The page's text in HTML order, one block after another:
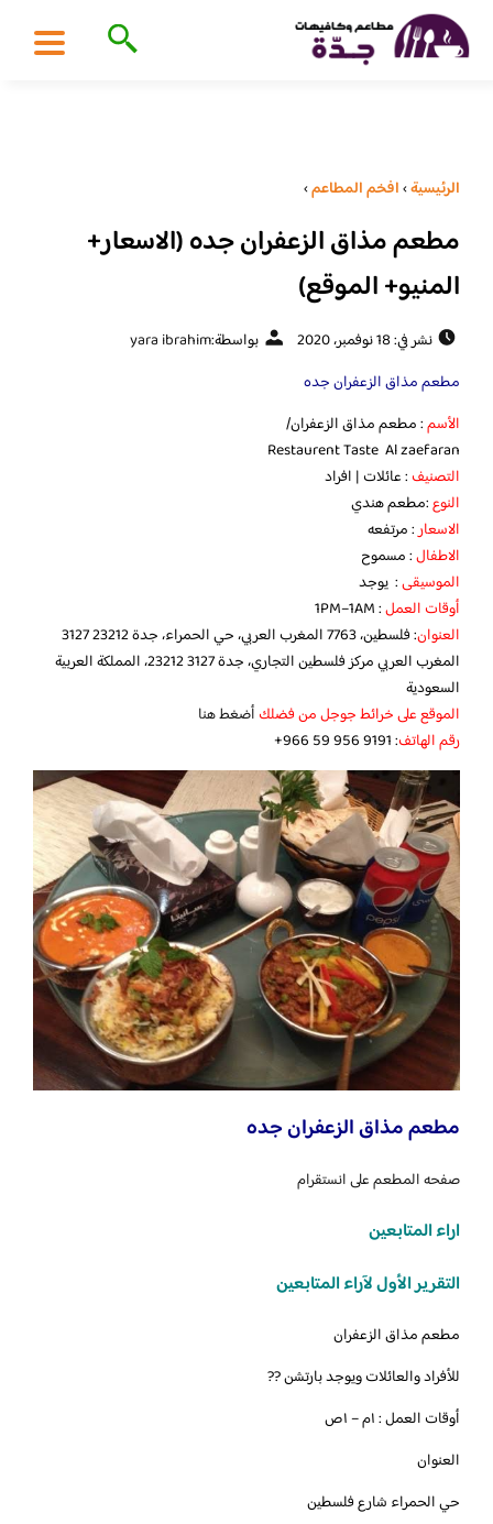
الرئيسية›افخم المطاعم›
مطعم مذاق الزعفران جده (الاسعار+
المنيو+ الموقع)
نشر في: 18 نوفمبر، 2020 بواسطة:yara ibrahim
مطعم مذاق الزعفران جده
الأسم: مطعم مذاق الزعفران/
Restaurent Taste Al zaefaran
التصنيف: عائلات | افراد
النوع:مطعم هندي
الاسعار: مرتفعه
الاطفال: مسموح
الموسيقى: يوجد
أوقات العمل: 1PM–1AM
العنوان
: فلسطين، 7763 المغرب العربي، حي الحمراء، جدة 23212 3127
المغرب العربي مركز فلسطين التجاري، جدة 23212 3127، المملكة العربية
السعودية
الموقع على خرائط جوجل من فضلك أضغط هنا
رقم الهاتف: ‏‪+966 59 956 9191‬‏
مطعم مذاق الزعفران جده
صفحه المطعم على انستقرام
اراء المتابعين
التقرير الأول لآراء المتابعين
مطعم مذاق الزعفران
للأفراد والعائلات ويوجد بارتشن ??
أوقات العمل : ١م – ١ص
العنوان
حي الحمراء شارع فلسطين